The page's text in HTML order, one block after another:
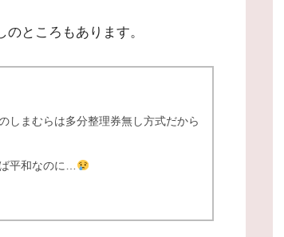
ところもあります。
しまむらは多分整理券無し方式だから
平和なのに…